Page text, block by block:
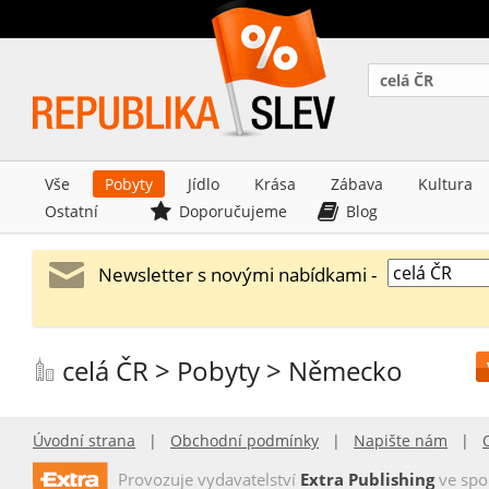
celá ČR
Vše Pobyty Jídlo Krása Zábava
Kultura
Ostatní
Doporučujeme Blog
Newsletter s novými nabídkami -
celá ČR > Pobyty > Německo
Úvodní strana | Obchodní podmínky | Napište nám |
Provozuje vydavatelství Extra Publishingve